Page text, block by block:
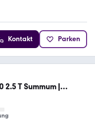
Kontakt Parken
2.5 T Summum |
| Schuif-/kantel